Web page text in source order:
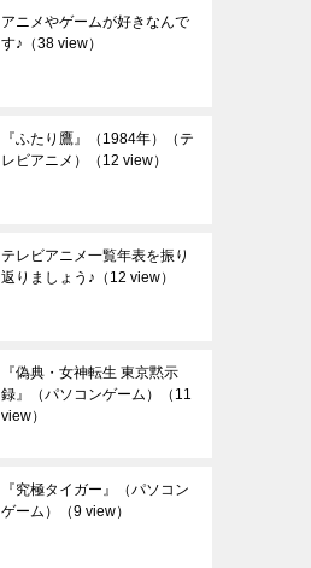
アニメやゲームが好きなんで
す♪ （38 view）
『ふたり鷹』（1984年）（テ
レビアニメ）
（12 view）
テレビアニメ一覧年表を振り
返りましょう♪ （12 view）
『偽典・女神転生 東京黙示
録』（パソコンゲーム）
（11
view）
『究極タイガー』（パソコン
ゲーム）
（9 view）